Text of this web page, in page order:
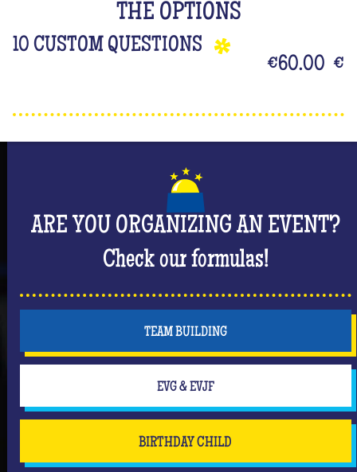
THE OPTIONS
10 CUSTOM QUESTIONS
€60.00 €
ARE YOU ORGANIZING AN EVENT?
Check our formulas!
TEAM BUILDING
EVG & EVJF
BIRTHDAY CHILD